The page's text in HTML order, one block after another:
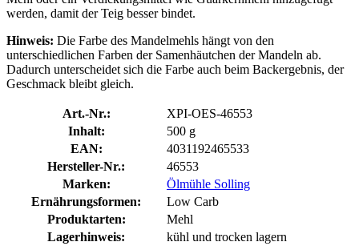
werden, damit der Teig besser bindet.
Hinweis: Die Farbe des Mandelmehls hängt von den
unterschiedlichen Farben der Samenhäutchen der Mandeln ab.
Dadurch unterscheidet sich die Farbe auch beim Backergebnis, der
Geschmack bleibt gleich.
Art.-Nr.:
XPI-OES-46553
Inhalt:
500 g
EAN:
4031192465533
Hersteller-Nr.:
46553
Marken:
Ölmühle Solling
Ernährungsformen:
Low Carb
Produktarten:
Mehl
Lagerhinweis:
kühl und trocken lagern